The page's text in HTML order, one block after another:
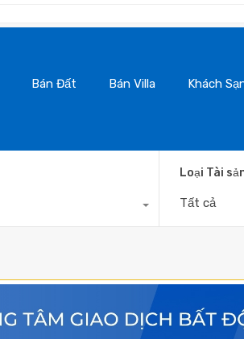
Bán Đất Bán Villa Khách
Loại Tài
Tất cả